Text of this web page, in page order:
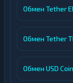
Обмен Tether
Обмен Tether
Обмен USD